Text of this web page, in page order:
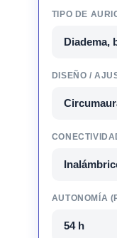
TIPO DE
Diadema,
DISEÑO /
AUTONOMÍA
54 h